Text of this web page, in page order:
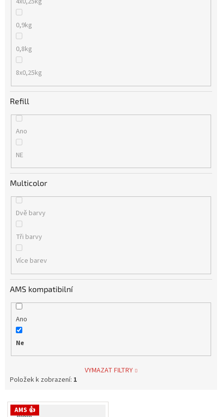
0,9kg
0,8kg
8x0,25kg
Refill
Ano
NE
Multicolor
Dvě barvy
Tři barvy
Více barev
AMS kompatibilní
Ano
Ne
VYMAZAT FILTRY
Položek k zobrazení: 1
V AMS 👍